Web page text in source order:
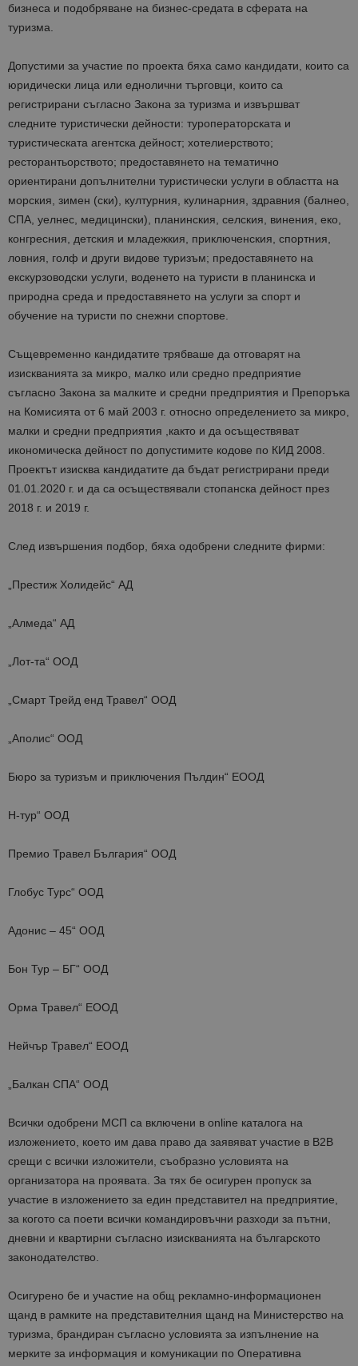
бизнеса и подобряване на бизнес-средата в сферата на
туризма.
Допустими за участие по проекта бяха само кандидати, които са
юридически лица или еднолични търговци, които са
регистрирани съгласно Закона за туризма и извършват
следните туристически дейности: туроператорската и
туристическата агентска дейност; хотелиерството;
ресторантьорството; предоставянето на тематично
ориентирани допълнителни туристически услуги в областта на
морския, зимен (ски), културния, кулинарния, здравния (балнео,
СПА, уелнес, медицински), планинския, селския, винения, еко,
конгресния, детския и младежкия, приключенския, спортния,
ловния, голф и други видове туризъм; предоставянето на
екскурзоводски услуги, воденето на туристи в планинска и
природна среда и предоставянето на услуги за спорт и
обучение на туристи по снежни спортове.
Същевременно кандидатите трябваше да отговарят на
изискванията за микро, малко или средно предприятие
съгласно Закона за малките и средни предприятия и Препоръка
на Комисията от 6 май 2003 г. относно определението за микро,
малки и средни предприятия ,както и да осъществяват
икономическа дейност по допустимите кодове по КИД 2008.
Проектът изисква кандидатите да бъдат регистрирани преди
01.01.2020 г. и да са осъществявали стопанска дейност през
2018 г. и 2019 г.
След извършения подбор, бяха одобрени следните фирми:
„Престиж Холидейс“ АД
„Алмеда“ АД
„Лот-та“ ООД
„Смарт Трейд енд Травел“ ООД
„Аполис“ ООД
Бюро за туризъм и приключения Пълдин“ ЕООД
Н-тур“ ООД
Премио Травел България“ ООД
Глобус Турс“ ООД
Адонис – 45“ ООД
Бон Тур – БГ“ ООД
Орма Травел“ ЕООД
Нейчър Травел“ ЕООД
„Балкан СПА“ ООД
Всички одобрени МСП са включени в online каталога на
изложението, което им дава право да заявяват участие в В2В
срещи с всички изложители, съобразно условията на
организатора на проявата. За тях бе осигурен пропуск за
участие в изложението за един представител на предприятие,
за когото са поети всички командировъчни разходи за пътни,
дневни и квартирни съгласно изискванията на българското
законодателство.
Осигурено бе и участие на общ рекламно-информационeн
щанд в рамките на представителния щанд на Министерство на
туризма, брандиран съгласно условията за изпълнение на
мерките за информация и комуникации по Оперативна